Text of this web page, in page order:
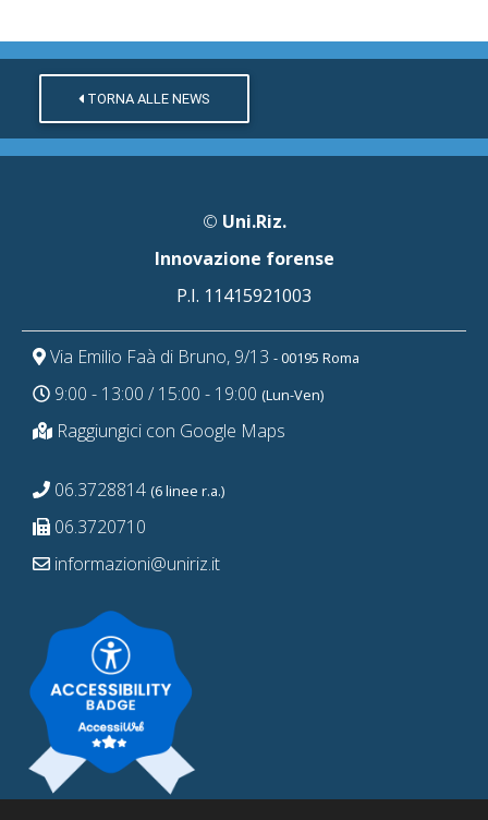
TORNA ALLE NEWS
© Uni.Riz.
Innovazione forense
P.I. 11415921003
Via Emilio Faà di Bruno, 9/13 - 00195 Roma
9:00 - 13:00 / 15:00 - 19:00 (Lun-Ven)
Raggiungici con Google Maps
06.3728814 (6 linee r.a.)
06.3720710
informazioni@uniriz.it